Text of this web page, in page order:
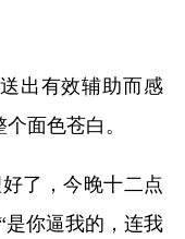
出有效辅助而感
面色苍白。
了，今晚十二点
是你逼我的，连我